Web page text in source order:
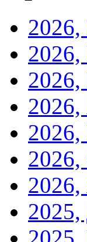
2026,
2026,
2025,